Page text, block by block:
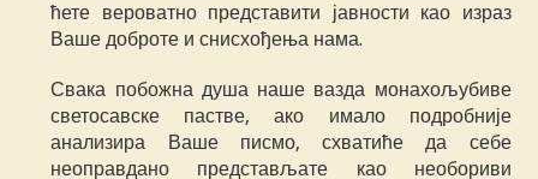
ћете вероватно представити јавности као израз
Ваше доброте и снисхођења нама.
Свака побожна душа наше вазда монахољубиве
светосавске пастве, ако имало подробније
анализира Ваше писмо, схватиће да себе
неоправдано представљате као необориви